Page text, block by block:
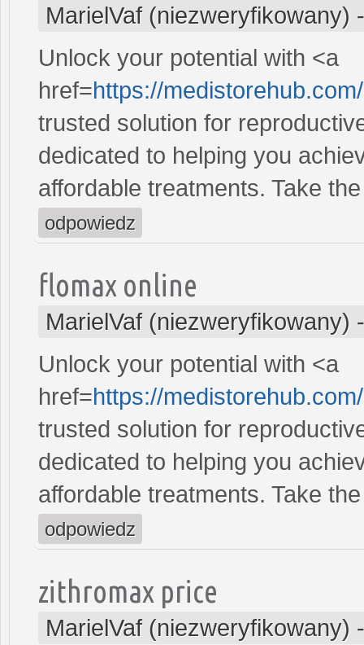
MarielVaf (niezweryfikowany)
Unlock your potential with <a
href=https://
trusted solution for
dedicated to helping you
affordable treatments. Take
odpowiedz
flomax online
MarielVaf (niezweryfikowany)
Unlock your potential with <a
href=https://
trusted solution for
dedicated to helping you
affordable treatments. Take
odpowiedz
zithromax price
MarielVaf (niezweryfikowany)